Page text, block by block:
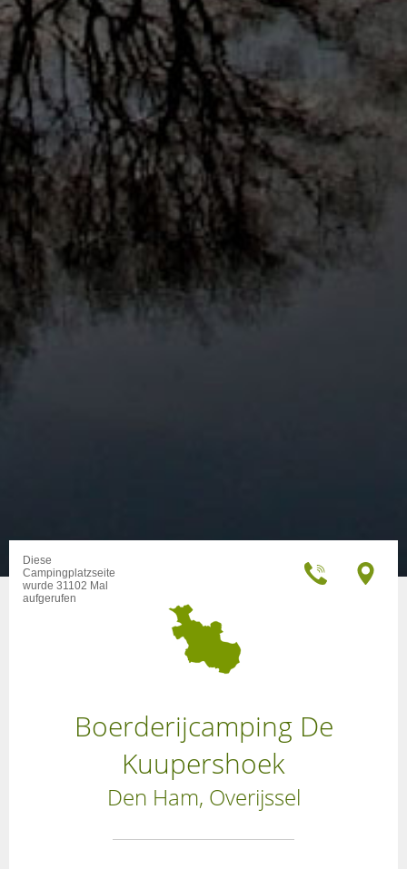
Diese
Campingplatzseite
wurde 31102 Mal
aufgerufen
Boerderijcamping De
Kuupershoek
Den Ham, Overijssel